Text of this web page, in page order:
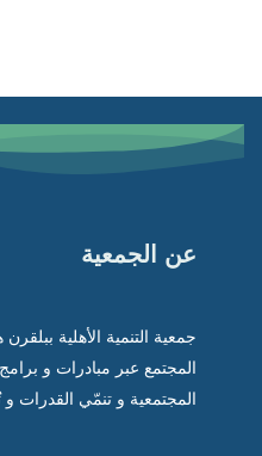
عن الجمعية
جمعية التنمية الأهلية
المجتمع عبر مبادرات و
المجتمعية و تنمّي القدرات و